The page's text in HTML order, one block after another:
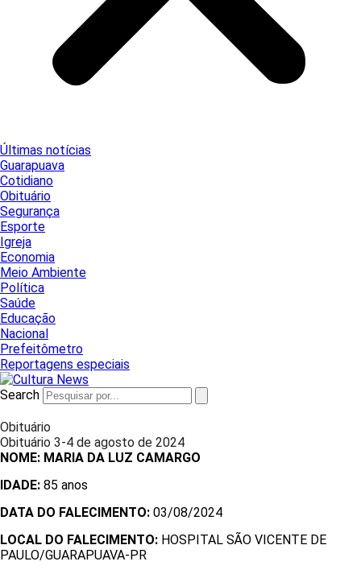
Últimas notícias
Guarapuava
Cotidiano
Obituário
Segurança
Esporte
Igreja
Economia
Meio Ambiente
Política
Saúde
Educação
Nacional
Prefeitômetro
Reportagens especiais
Search
Obituário
Obituário 3-4 de agosto de 2024
NOME: MARIA DA LUZ CAMARGO
IDADE: 85 anos
DATA DO FALECIMENTO: 03/08/2024
LOCAL DO FALECIMENTO: HOSPITAL SÃO VICENTE DE
PAULO/GUARAPUAVA-PR